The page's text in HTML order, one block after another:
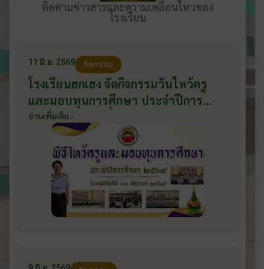
ติดตามข่าวสารและความเคลื่อนไหวของ
โรงเรียน
11 มิ.ย. 2569 กิจกรรม
โรงเรียนฮกเฮง จัดกิจกรรมวันไหว้ครู
และมอบทุนการศึกษา ประจำปีการ
ศึกษา 2569 วันที่ 11 มิถุนายน 2569
อ่านเพิ่มเติม ›